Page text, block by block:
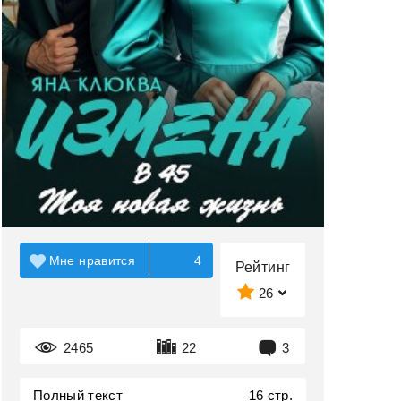
Рейтинг
26
2465 22 3
Мне нравится 4
Полный текст 16 стр.